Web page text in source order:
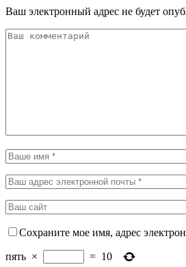
Ваш электронный адрес не будет
Сохраните мое имя, адрес
пять × = 10